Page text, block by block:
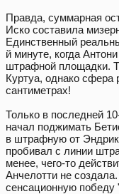
Правда, суммарная
Иско составила
Единственный
й минуте, когда
штрафной площадки.
Куртуа, однако сфера
сантиметрах!
Только в последней
начал поджимать
в штрафную от
пробивал с линии
менее, чего-то
Анчелотти не
сенсационную победу